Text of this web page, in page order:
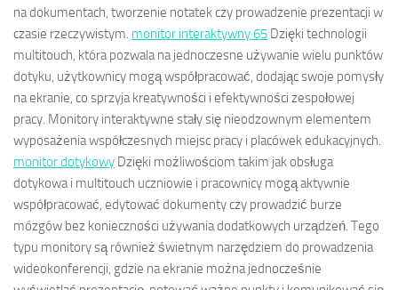
na dokumentach, tworzenie notatek czy prowadzenie prezentacji w
czasie rzeczywistym. monitor interaktywny 65 Dzięki technologii
multitouch, która pozwala na jednoczesne używanie wielu punktów
dotyku, użytkownicy mogą współpracować, dodając swoje pomysły
na ekranie, co sprzyja kreatywności i efektywności zespołowej
pracy. Monitory interaktywne stały się nieodzownym elementem
wyposażenia współczesnych miejsc pracy i placówek edukacyjnych.
monitor dotykowy Dzięki możliwościom takim jak obsługa
dotykowa i multitouch uczniowie i pracownicy mogą aktywnie
współpracować, edytować dokumenty czy prowadzić burze
mózgów bez konieczności używania dodatkowych urządzeń. Tego
typu monitory są również świetnym narzędziem do prowadzenia
wideokonferencji, gdzie na ekranie można jednocześnie